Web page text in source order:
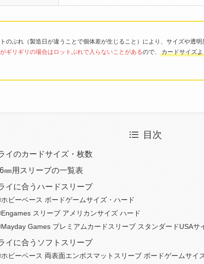
のぶれ（製造日が違うことで個体差が生じること）により、サイズや透明
ギリギリの場合はロットぶれで入らないことがあるので、 カードサイズ
目次
イのカードサイズ・枚数
㎜用スリーブの一覧表
イに合うハードスリーブ
ビーベース ボードゲームサイズ・ハード
スリーブ アメリカンサイズ ハード
Games プレミアムカードスリーブ スタンダードUSAサ
イに合うソフトスリーブ
ビーベース 両表面エンボスマットスリーブ ボードゲームサイ